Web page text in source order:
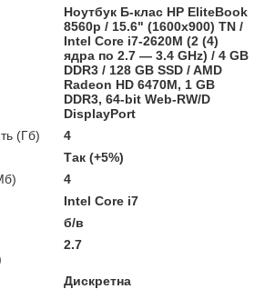
Ноутбук Б-клас HP EliteBook
8560p / 15.6" (1600x900) TN /
Intel Core i7-2620M (2 (4)
ядра по 2.7 — 3.4 GHz) / 4 GB
DDR3 / 128 GB SSD / AMD
Radeon HD 6470M, 1 GB
DDR3, 64-bit Web-RW/D
DisplayPort
(Гб)
4
Так (+5%)
4
Intel Core i7
б/в
2.7
Дискретна